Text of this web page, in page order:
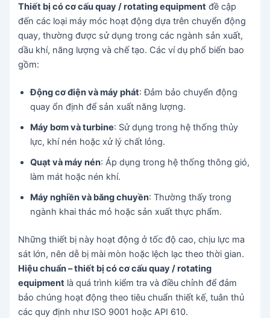
Thiết bị có cơ cấu quay / rotating equipment đề cập
đến các loại máy móc hoạt động dựa trên chuyển động
quay, thường được sử dụng trong các ngành sản xuất,
dầu khí, năng lượng và chế tạo. Các ví dụ phổ biến bao
gồm:
Động cơ điện và máy phát: Đảm bảo chuyển động
quay ổn định để sản xuất năng lượng.
Máy bơm và turbine: Sử dụng trong hệ thống thủy
lực, khí nén hoặc xử lý chất lỏng.
Quạt và máy nén: Áp dụng trong hệ thống thông gió,
làm mát hoặc nén khí.
Máy nghiền và băng chuyền: Thường thấy trong
ngành khai thác mỏ hoặc sản xuất thực phẩm.
Những thiết bị này hoạt động ở tốc độ cao, chịu lực ma
sát lớn, nên dễ bị mài mòn hoặc lệch lạc theo thời gian.
Hiệu chuẩn – thiết bị có cơ cấu quay / rotating
equipment là quá trình kiểm tra và điều chỉnh để đảm
bảo chúng hoạt động theo tiêu chuẩn thiết kế, tuân thủ
các quy định như ISO 9001 hoặc API 610.